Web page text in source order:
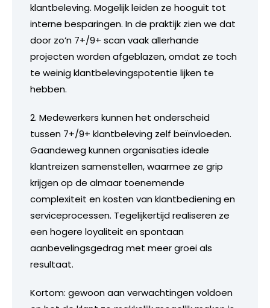
klantbeleving. Mogelijk leiden ze hooguit tot
interne besparingen. In de praktijk zien we dat
door zo’n 7+/9+ scan vaak allerhande
projecten worden afgeblazen, omdat ze toch
te weinig klantbelevingspotentie lijken te
hebben.
2. Medewerkers kunnen het onderscheid
tussen 7+/9+ klantbeleving zelf beïnvloeden.
Gaandeweg kunnen organisaties ideale
klantreizen samenstellen, waarmee ze grip
krijgen op de almaar toenemende
complexiteit en kosten van klantbediening en
serviceprocessen. Tegelijkertijd realiseren ze
een hogere loyaliteit en spontaan
aanbevelingsgedrag met meer groei als
resultaat.
Kortom: gewoon aan verwachtingen voldoen